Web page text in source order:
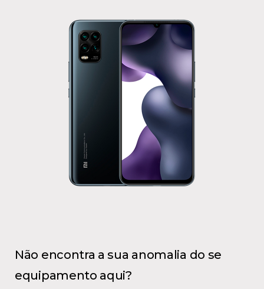
Não encontra a sua anomalia do se
equipamento aqui?